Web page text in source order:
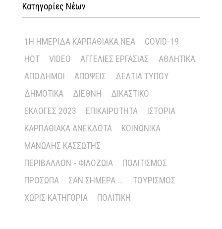
Κατηγορίες Νέων
1Η ΗΜΕΡΊΔΑ ΚΑΡΠΑΘΙΑΚΆ ΝΈΑ
COVID-19
HOT
VIDEO ΑΓΓΕΛΊΕΣ ΕΡΓΑΣΊΑΣ
ΑΘΛΗΤΙΚΆ
ΑΠΌΔΗΜΟΙ
ΑΠΌΨΕΙΣ
ΔΕΛΤΊΑ ΤΎΠΟΥ
ΔΗΜΟΤΙΚΆ
ΔΙΕΘΝΉ
ΔΙΚΑΣΤΙΚΌ
ΕΚΛΟΓΈΣ 2023
ΕΠΙΚΑΙΡΌΤΗΤΑ
ΙΣΤΟΡΊΑ
ΚΑΡΠΑΘΙΑΚΆ ΑΝΈΚΔΟΤΑ
ΚΟΙΝΩΝΙΚΆ
ΜΑΝΏΛΗΣ ΚΑΣΣΏΤΗΣ
ΠΕΡΙΒΆΛΛΟΝ - ΦΙΛΟΖΩΊΑ
ΠΟΛΙΤΙΣΜΌΣ
ΠΡΌΣΩΠΑ
ΣΑΝ ΣΉΜΕΡΑ ...
ΤΟΥΡΙΣΜΌΣ
ΧΩΡΊΣ ΚΑΤΗΓΟΡΊΑ
ΠΟΛΙΤΙΚΉ